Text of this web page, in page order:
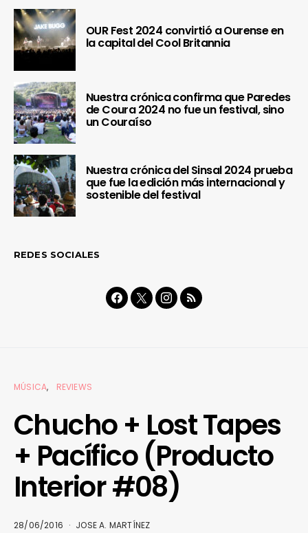
OUR Fest 2024 convirtió a Ourense en
la capital del Cool Britannia
Nuestra crónica confirma que Paredes
de Coura 2024 no fue un festival, sino
un Couraíso
Nuestra crónica del Sinsal 2024 prueba
que fue la edición más internacional y
sostenible del festival
REDES SOCIALES
MÚSICA REVIEWS
Chucho + Lost Tapes
+ Pacífico (Producto
Interior #08)
28/06/2016 JOSE A. MARTÍNEZ